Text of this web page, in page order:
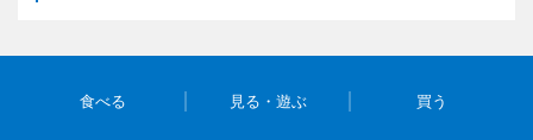
食べる 見る・遊ぶ 買う